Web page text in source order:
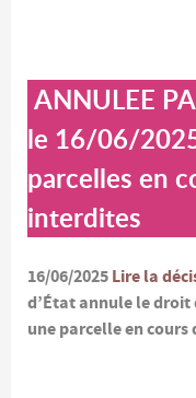
ANNULEE
le 16/06/
parcelles en
interdites
16/06/2025Lire la
d’État annule le
une parcelle en cours